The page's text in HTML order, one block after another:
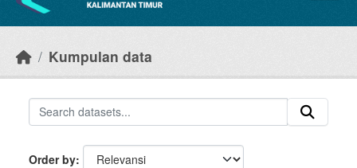
Kumpulan data
Order by